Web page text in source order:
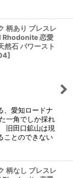
柄あり ブレスレ
Rhodonite 恋愛
然石 パワースト
]
、愛知ロードナ
一角でしか採れ
旧田口鉱山は現
ことのできない
柄なし ブレスレ